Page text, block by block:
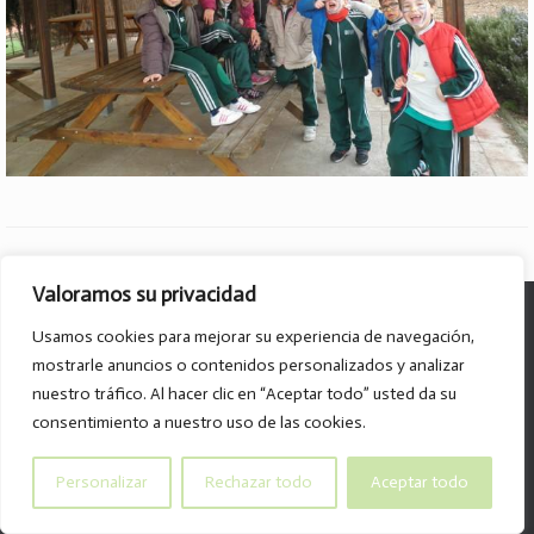
Valoramos su privacidad
Usamos cookies para mejorar su experiencia de navegación,
mostrarle anuncios o contenidos personalizados y analizar
nuestro tráfico. Al hacer clic en “Aceptar todo” usted da su
consentimiento a nuestro uso de las cookies.
Personalizar Rechazar todo Aceptar todo
© Col·legi Parroquial D. José Lluch - 2026
Av. Divino Maestro, 15 B. - 46120 - Alboraya
Tel. 96.185.59.85
info@col-legiparroquialdonjoselluch.es